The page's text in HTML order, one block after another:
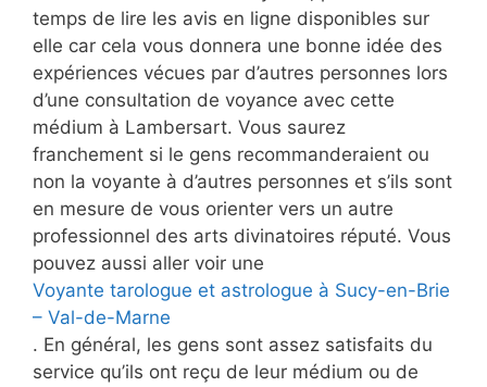
temps de lire les avis en ligne disponibles sur
elle car cela vous donnera une bonne idée des
expériences vécues par d’autres personnes lors
d’une consultation de voyance avec cette
médium à Lambersart. Vous saurez
franchement si le gens recommanderaient ou
non la voyante à d’autres personnes et s’ils sont
en mesure de vous orienter vers un autre
professionnel des arts divinatoires réputé. Vous
pouvez aussi aller voir une
Voyante tarologue et astrologue à Sucy-en-Brie
– Val-de-Marne
. En général, les gens sont assez satisfaits du
service qu’ils ont reçu de leur médium ou de